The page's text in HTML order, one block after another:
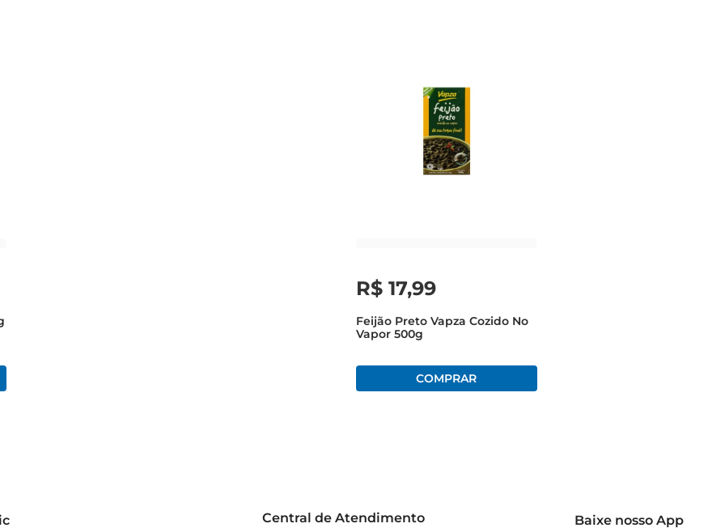
R$ 17,99
Feijão Preto Vapza Cozido No
Vapor 500g
Central de Atendimento
Baixe nosso App